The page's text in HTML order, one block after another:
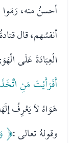
أحسنُ منه، رَمَوا
أنفسُهم، قال
الْعِبَادَةَ عَلَى
أَفَرَأَيْتَ مَنِ
هَوَاهُ لاَ يَعْرِفُ
وقولهُ تعالى :﴿